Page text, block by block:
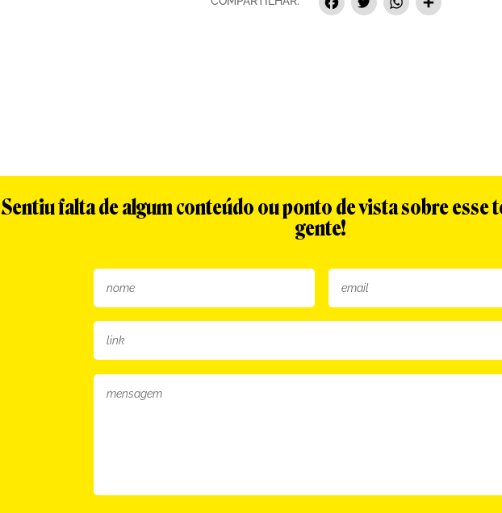
Sentiu falta de algum conteúdo ou ponto de vista sobre esse
gente!